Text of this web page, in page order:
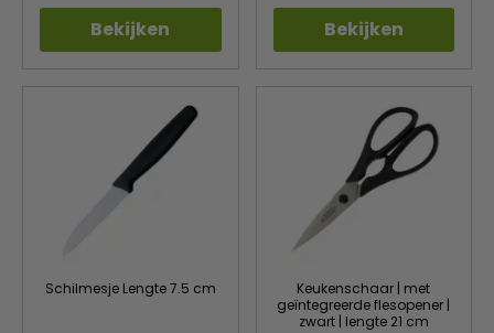
Bekijken Bekijken
Schilmesje Lengte 7.5 cm
Keukenschaar | met
geïntegreerde flesopener |
zwart | lengte 21 cm